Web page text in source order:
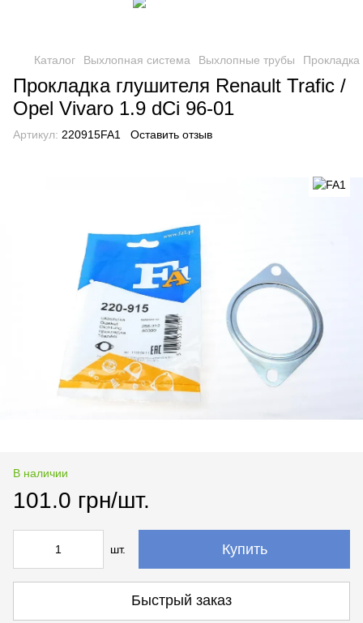
Каталог Выхлопная система Выхлопные трубы
Прокладка глушителя Renault Trafic /
Opel Vivaro 1.9 dCi 96-01
Артикул: 220915FA1 Оставить отзыв
В наличии
101.0 грн/шт.
шт. Купить
Быстрый заказ